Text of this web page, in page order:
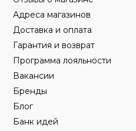
Адреса магазинов
Доставка и оплата
Гарантия и возврат
Программа лояльности
Вакансии
Бренды
Блог
Банк идей